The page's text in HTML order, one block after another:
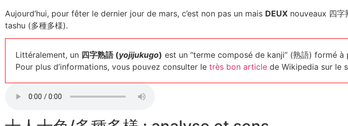
Aujourd’hui, pour fêter le dernier jour de mars, c’est non pas un mais DEUX nouveaux 四
tashu (多種多様).
Littéralement, un 四字熟語 (yojijukugo) est un “terme composé de kanji” (熟語) formé à
Pour plus d’informations, vous pouvez consulter le très bon article de Wikipedia sur le